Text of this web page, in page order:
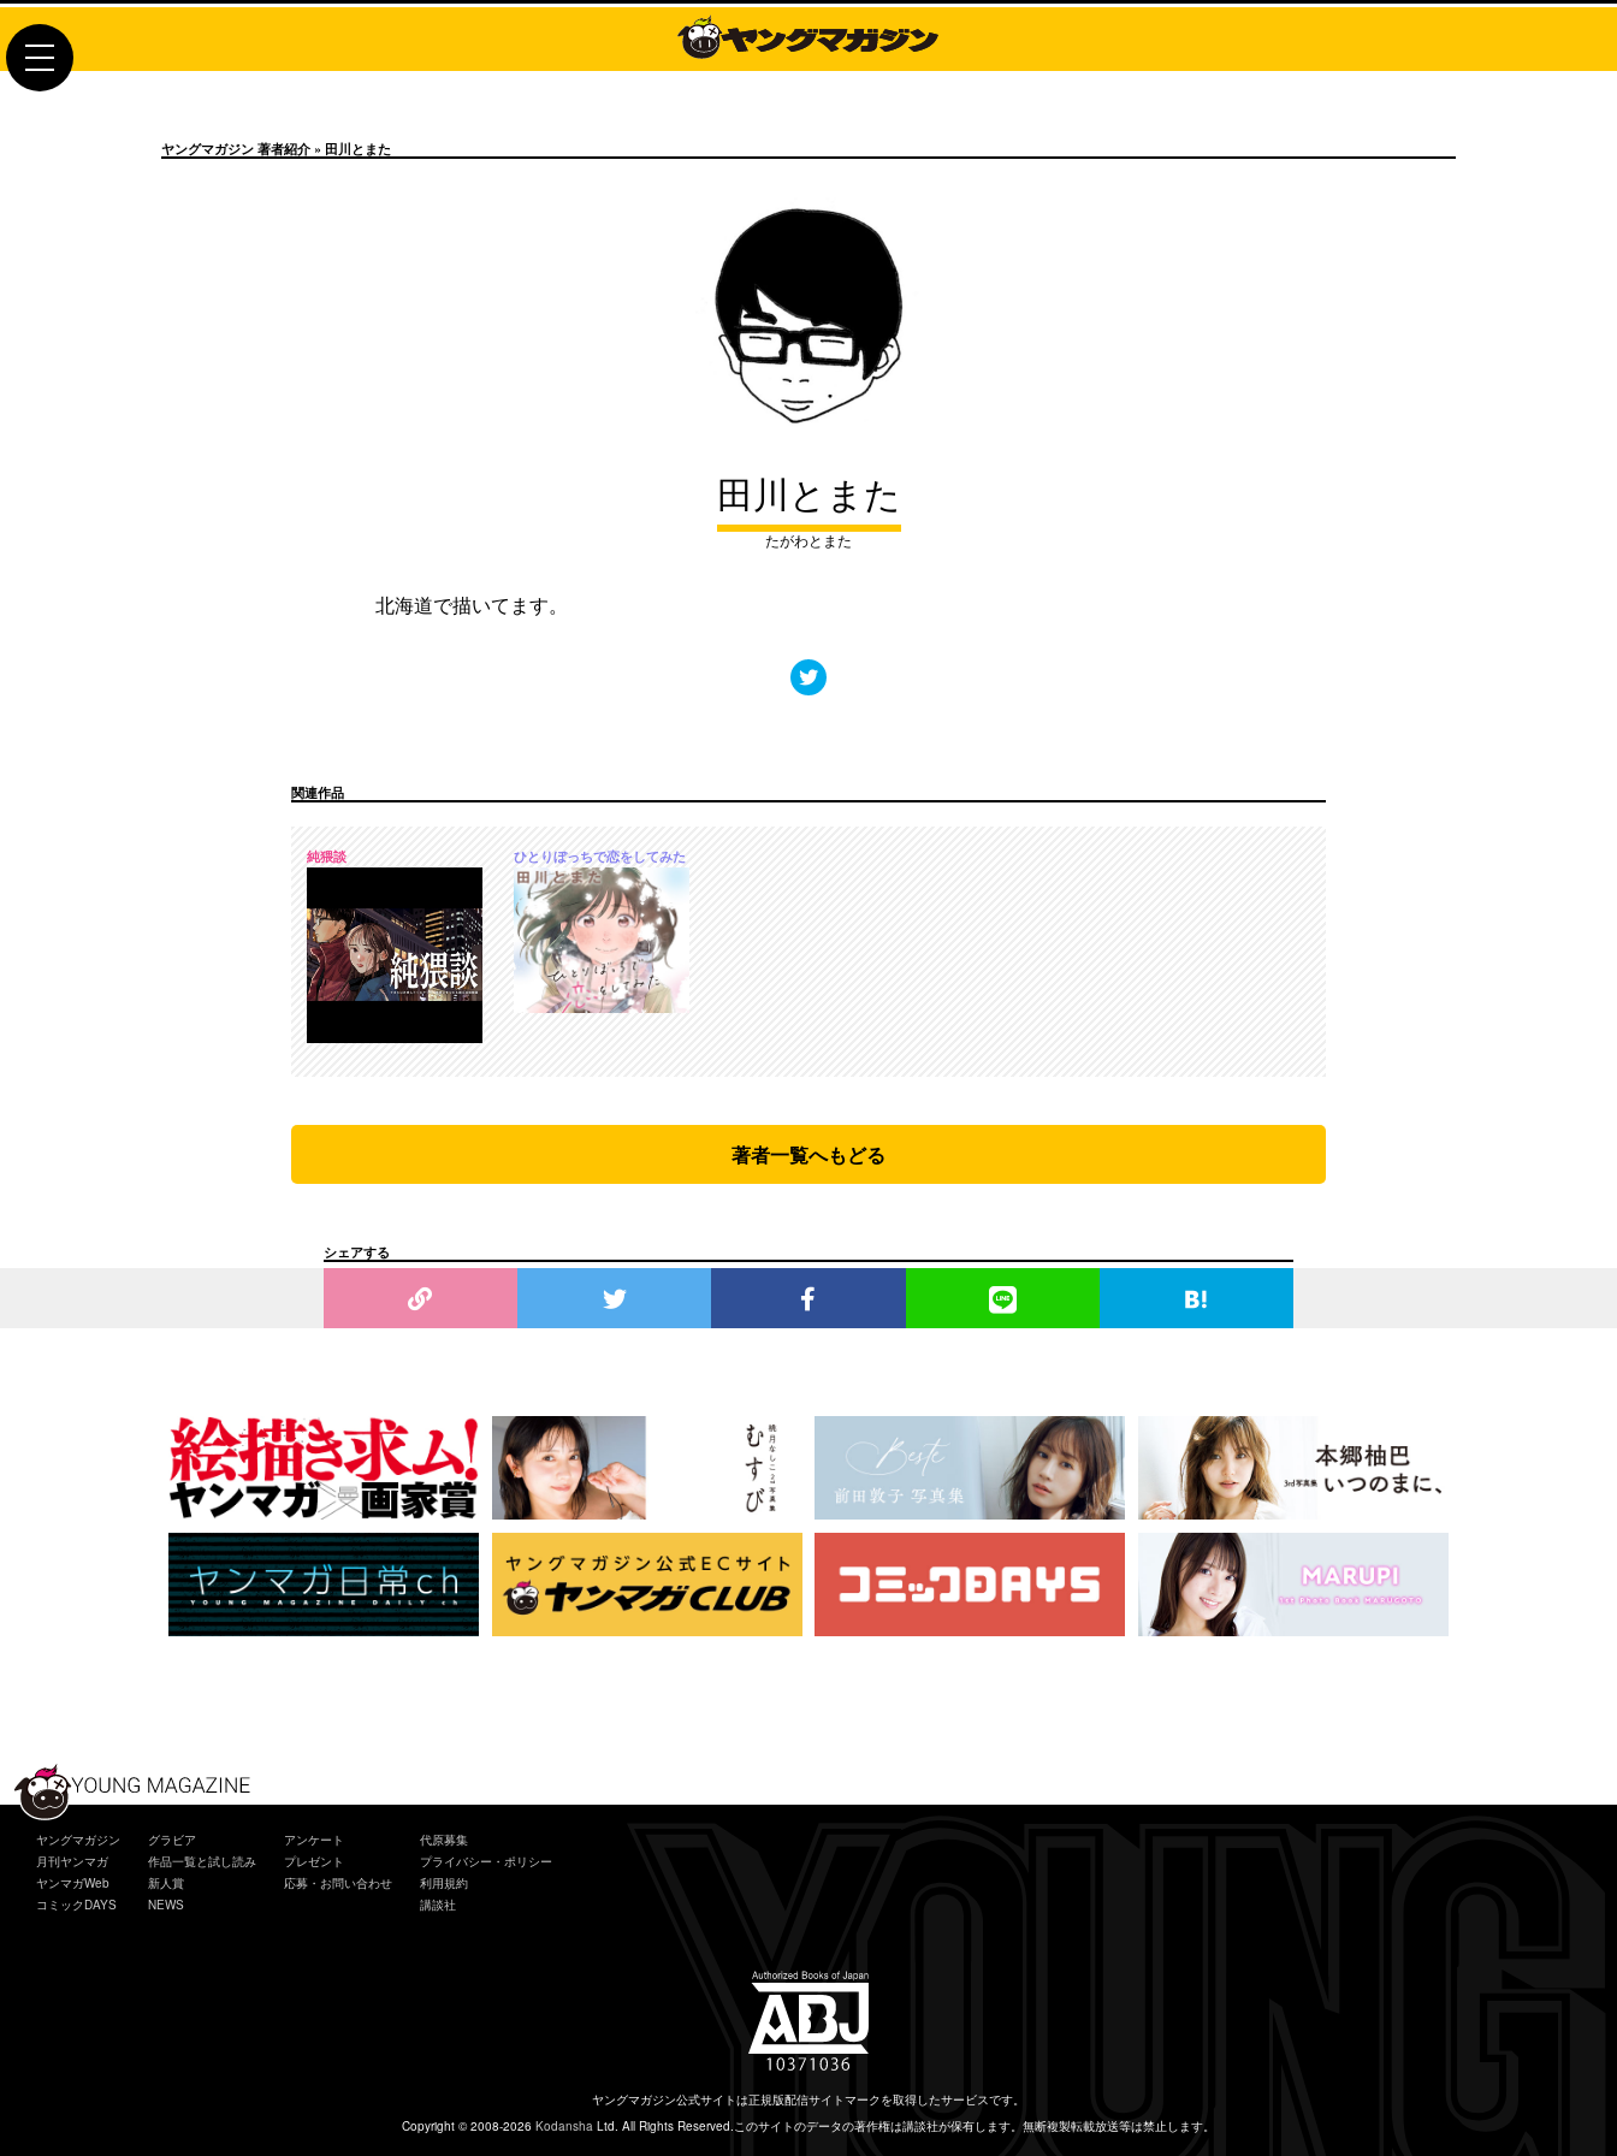
toggle
ヤングマガジン 著者紹介 » 田川とまた
田川とまた
たがわとまた
北海道で描いてます。
関連作品
純猥談 ひとりぼっちで恋をしてみた
著者一覧へもどる
シェアする
ヤングマガジン
月刊ヤンマガ
ヤンマガWeb
コミックDAYS
グラビア
作品一覧と試し読み
新人賞
NEWS
アンケート
プレゼント
応募・お問い合わせ
代原募集
プライバシー・ポリシー
利用規約
講談社
ヤングマガジン公式サイトは正規版配信サイトマークを取得したサービスです。
Copyright © 2008-2026 Kodansha Ltd. All Rights Reserved.このサイトのデータの著作権は講談社が保有します。 無断複製転載放送等は禁止します。